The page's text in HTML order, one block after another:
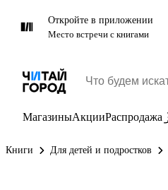
Откройте в приложении
Место встречи с книгами
МагазиныАкцииРаспродажа
Книги Для детей и подростков